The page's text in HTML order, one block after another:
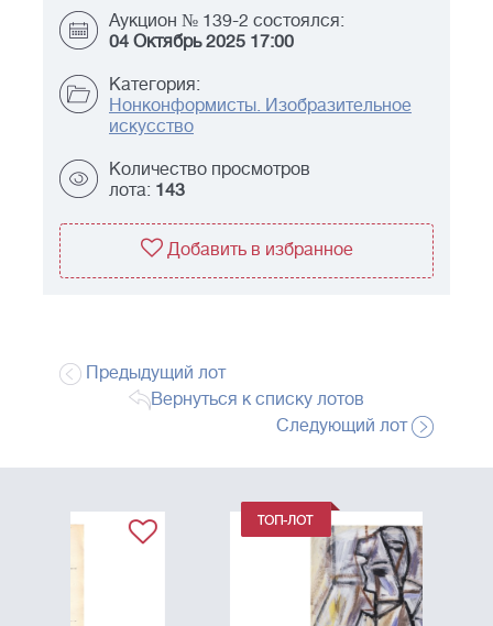
Аукцион № 139-2 состоялся:
04 Октябрь 2025 17:00
Категория:
Нонконформисты. Изобразительное
искусство
Количество просмотров
лота: 143
Добавить в избранное
Предыдущий лот
Вернуться к списку лотов
Следующий лот